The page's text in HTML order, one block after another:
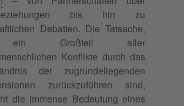
bis hin zu
Debatten. Die Tatsache,
ein Großteil aller
Konflikte durch das
der zugrundeliegenden
zurückzuführen sind,
die immense Bedeutung eines